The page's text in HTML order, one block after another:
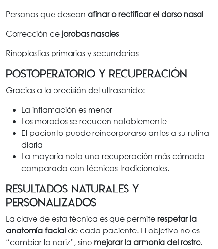
Personas que desean afinar o rectificar el dorso nasal
Corrección dejorobas nasales
Rinoplastias primarias y secundarias
Postoperatorio y recuperación
Gracias a la precisión del ultrasonido:
La inflamación es menor
Los morados se reducen notablemente
El paciente puede reincorporarse antes a su rutina
diaria
La mayoría nota una recuperación más cómoda
comparada con técnicas tradicionales.
Resultados naturales y
personalizados
La clave de esta técnica es que permiterespetar la
anatomía facialde cada paciente. El objetivo no es
“cambiar la nariz”, sino mejorar la armonía del rostro.